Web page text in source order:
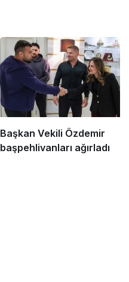
Başkan Vekili Özdemir
başpehlivanları ağırladı